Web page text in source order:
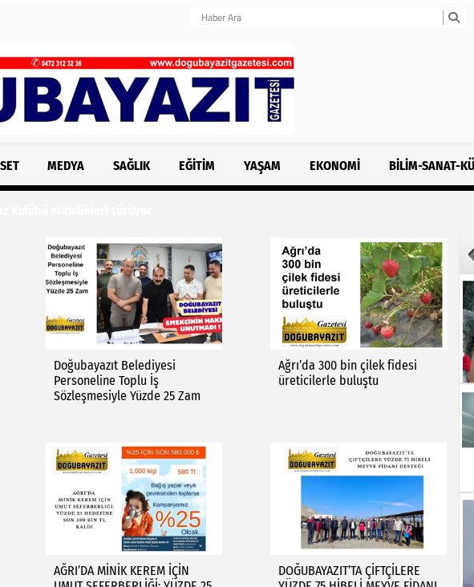
MEDYA SAĞLIK EĞITIM YAŞAM EKONOMI BILIM-SANAT-
Doğubayazıt Belediyesi
Personeline Toplu İş
Sözleşmesiyle Yüzde 25 Zam
Ağrı’da 300 bin çilek fidesi
üreticilerle buluştu
AĞRI’DA MİNİK KEREM İÇİN
DOĞUBAYAZIT’TA ÇİFTÇİLERE